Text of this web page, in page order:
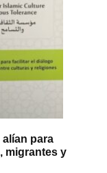
alían para
migrantes y